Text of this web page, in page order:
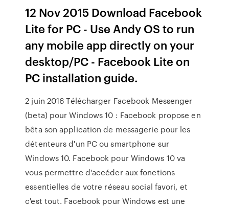
12 Nov 2015 Download Facebook
Lite for PC - Use Andy OS to run
any mobile app directly on your
desktop/PC - Facebook Lite on
PC installation guide.
2 juin 2016 Télécharger Facebook Messenger
(beta) pour Windows 10 : Facebook propose en
bêta son application de messagerie pour les
détenteurs d'un PC ou smartphone sur
Windows 10. Facebook pour Windows 10 va
vous permettre d'accéder aux fonctions
essentielles de votre réseau social favori, et
c'est tout. Facebook pour Windows est une